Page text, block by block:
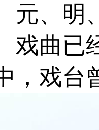
元、明
戏曲
，戏台